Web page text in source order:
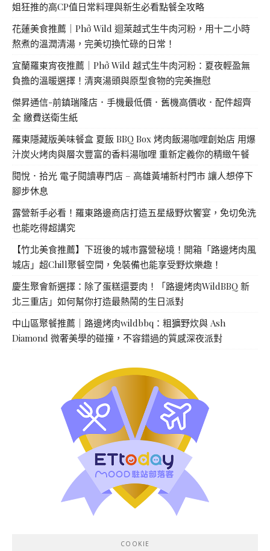
姐狂推的高CP值日常料理與新生必看點餐全攻略
花蓮美食推薦｜Phở Wild 迴萊越式生牛肉河粉，用十二小時
熬煮的溫潤清湯，完美切換忙碌的日常！
宜蘭羅東宵夜推薦｜Phở Wild 越式生牛肉河粉：夏夜輕盈無
負擔的溫暖選擇！清爽湯頭與原型食物的完美撫慰
傑昇通信-前鎮瑞隆店．手機最低價．舊機高價收．配件超齊
全 繳費送衛生紙
羅東隱藏版美味餐盒 夏飯 BBQ Box 烤肉飯湯咖哩創始店 用爆
汁炭火烤肉與層次豐富的香料湯咖哩 重新定義你的精緻午餐
閱悅．拾光 電子閱讀專門店 – 高雄黃埔新村門市 讓人想停下
腳步休息
露營新手必看！羅東路邊商店打造五星級野炊饗宴，免切免洗
也能吃得超講究
【竹北美食推薦】下班後的城市露營秘境！開箱「路邊烤肉風
城店」超Chill聚餐空間，免裝備也能享受野炊樂趣！
慶生聚會新選擇：除了蛋糕還要肉！「路邊烤肉WildBBQ 新
北三重店」如何幫你打造最熱鬧的生日派對
中山區聚餐推薦｜路邊烤肉wildbbq：粗獷野炊與 Ash
Diamond 微奢美學的碰撞，不容錯過的質感深夜派對
COOKIE